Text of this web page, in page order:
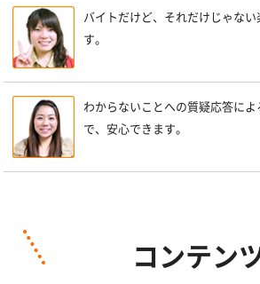
バイトだけど、それだけじゃな
す。
わからないことへの質疑応答に
で、安心できます。
コンテン